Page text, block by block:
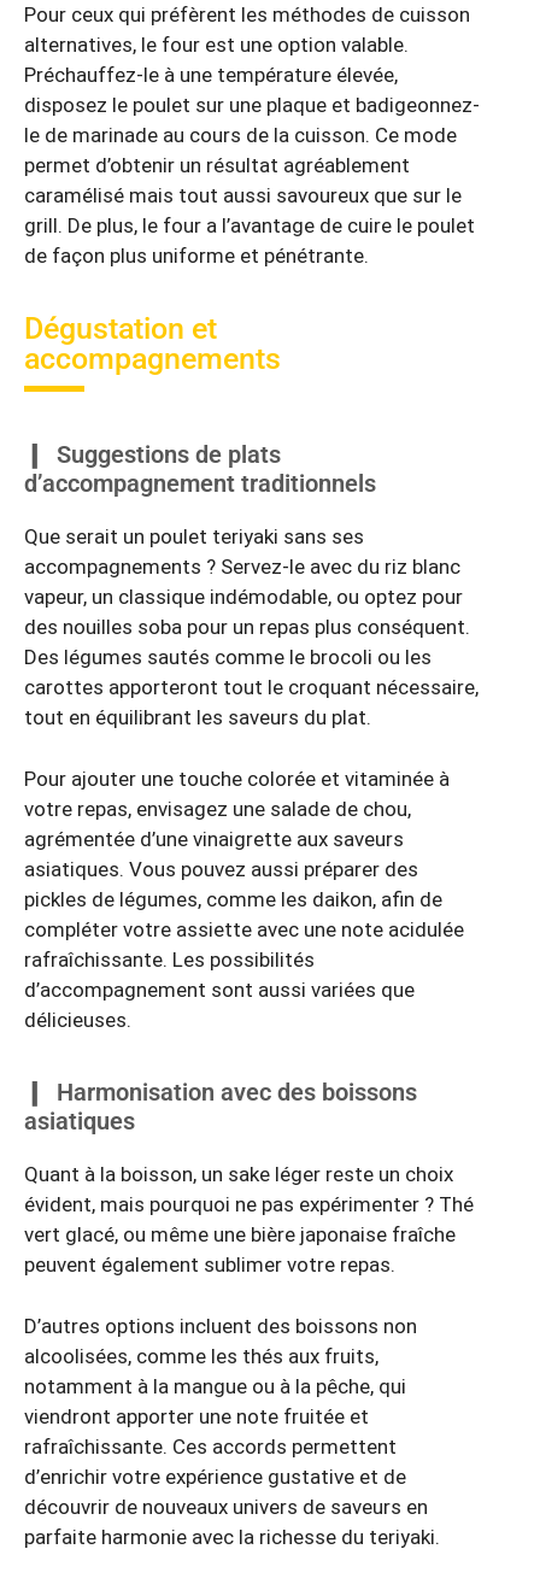
Pour ceux qui préfèrent les méthodes de cuisson
alternatives, le four est une option valable.
Préchauffez-le à une température élevée,
disposez le poulet sur une plaque et badigeonnez-
le de marinade au cours de la cuisson. Ce mode
permet d’obtenir un résultat agréablement
caramélisé mais tout aussi savoureux que sur le
grill. De plus, le four a l’avantage de cuire le poulet
de façon plus uniforme et pénétrante.
Dégustation et
accompagnements
Suggestions de plats
d’accompagnement traditionnels
Que serait un poulet teriyaki sans ses
accompagnements ? Servez-le avec du riz blanc
vapeur, un classique indémodable, ou optez pour
des nouilles soba pour un repas plus conséquent.
Des légumes sautés comme le brocoli ou les
carottes apporteront tout le croquant nécessaire,
tout en équilibrant les saveurs du plat.
Pour ajouter une touche colorée et vitaminée à
votre repas, envisagez une salade de chou,
agrémentée d’une vinaigrette aux saveurs
asiatiques. Vous pouvez aussi préparer des
pickles de légumes, comme les daikon, afin de
compléter votre assiette avec une note acidulée
rafraîchissante. Les possibilités
d’accompagnement sont aussi variées que
délicieuses.
Harmonisation avec des boissons
asiatiques
Quant à la boisson, un sake léger reste un choix
évident, mais pourquoi ne pas expérimenter ? Thé
vert glacé, ou même une bière japonaise fraîche
peuvent également sublimer votre repas.
D’autres options incluent des boissons non
alcoolisées, comme les thés aux fruits,
notamment à la mangue ou à la pêche, qui
viendront apporter une note fruitée et
rafraîchissante. Ces accords permettent
d’enrichir votre expérience gustative et de
découvrir de nouveaux univers de saveurs en
parfaite harmonie avec la richesse du teriyaki.